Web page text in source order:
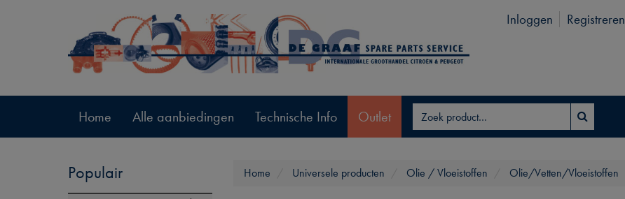
Inloggen Registreren
Home Alle aanbiedingen Technische Info Outlet
Populair Home Universele producten Olie / Vloeistoffen Olie/Vetten/Vloeistoffen